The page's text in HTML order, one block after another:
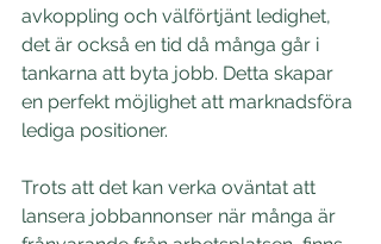
avkoppling och välförtjänt ledighet,
det är också en tid då många går i
tankarna att byta jobb. Detta skapar
en perfekt möjlighet att marknadsföra
lediga positioner.
Trots att det kan verka oväntat att
lansera jobbannonser när många är